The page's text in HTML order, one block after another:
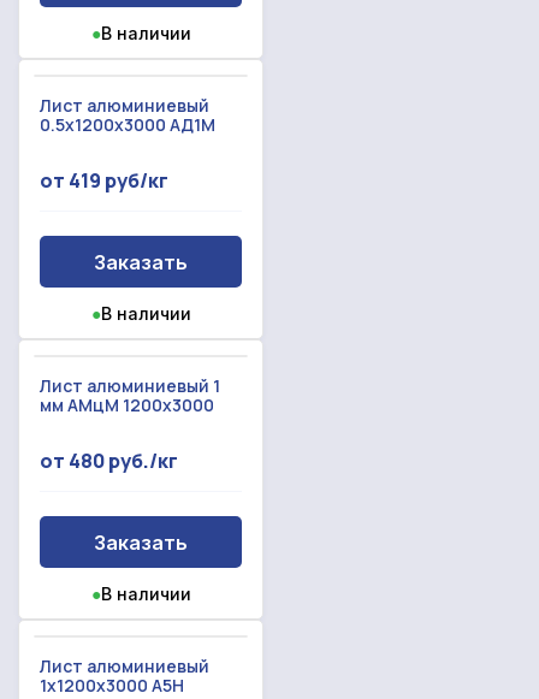
●В наличии
Лист алюминиевый
0.5x1200x3000 АД1М
от 419 руб/кг
Заказать
●В наличии
Лист алюминиевый 1
мм АМцМ 1200х3000
от 480 руб./кг
Заказать
●В наличии
Лист алюминиевый
1x1200x3000 А5Н
Прикрепить смету на расчет
Даю согласие на
Заказать звонок